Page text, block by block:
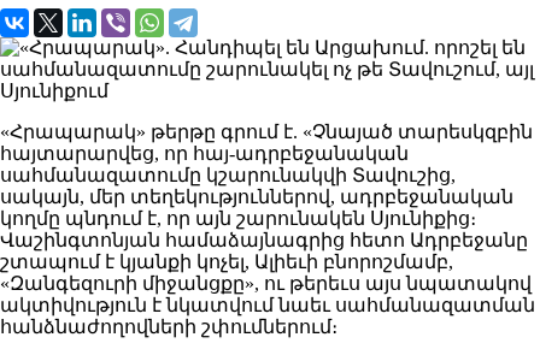
«Հրապարակ» թերթը գրում է. «Չնայած տարեսկզբին
հայտարարվեց, որ հայ-ադրբեջանական
սահմանազատումը կշարունակվի Տավուշից,
սակայն, մեր տեղեկություններով, ադրբեջանական
կողմը պնդում է, որ այն շարունակեն Սյունիքից։
Վաշինգտոնյան համաձայնագրից հետո Ադրբեջանը
շտապում է կյանքի կոչել, Ալիեւի բնորոշմամբ,
«Զանգեզուրի միջանցքը», ու թերեւս այս նպատակով
ակտիվություն է նկատվում նաեւ սահմանազատման
հանձնաժողովների շփումներում։